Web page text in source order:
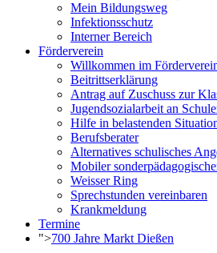
Mein Bildungsweg
Infektionsschutz
Interner Bereich
Förderverein
Willkommen im
Beitrittserklärung
Antrag auf Zuschuss zur
Jugendsozialarbeit an
Hilfe in belastenden
Berufsberater
Alternatives schulisches
Mobiler
Weisser Ring
Sprechstunden vereinbaren
Krankmeldung
Termine
">700 Jahre Markt Dießen